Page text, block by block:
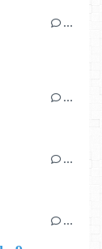
…
…
…
…